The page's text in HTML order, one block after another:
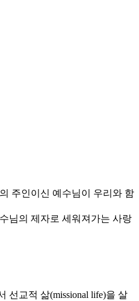
주인이신 예수님이 우리와 함
님의 제자로 세워져가는 사랑
선교적 삶(missional life)을 살